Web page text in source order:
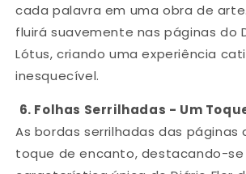
cada palavra em uma obra de
fluirá suavemente nas páginas do
Lótus, criando uma experiência
inesquecível.
6. Folhas Serrilhadas - Um
As bordas serrilhadas das páginas
toque de encanto, destacando-se